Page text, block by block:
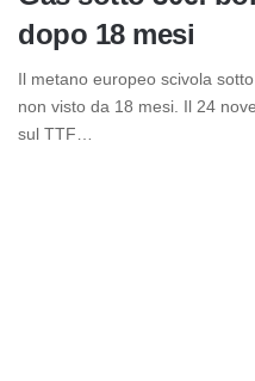
dopo 18 mesi
Il metano europeo scivola
non visto da 18 mesi. Il 24
sul TTF…